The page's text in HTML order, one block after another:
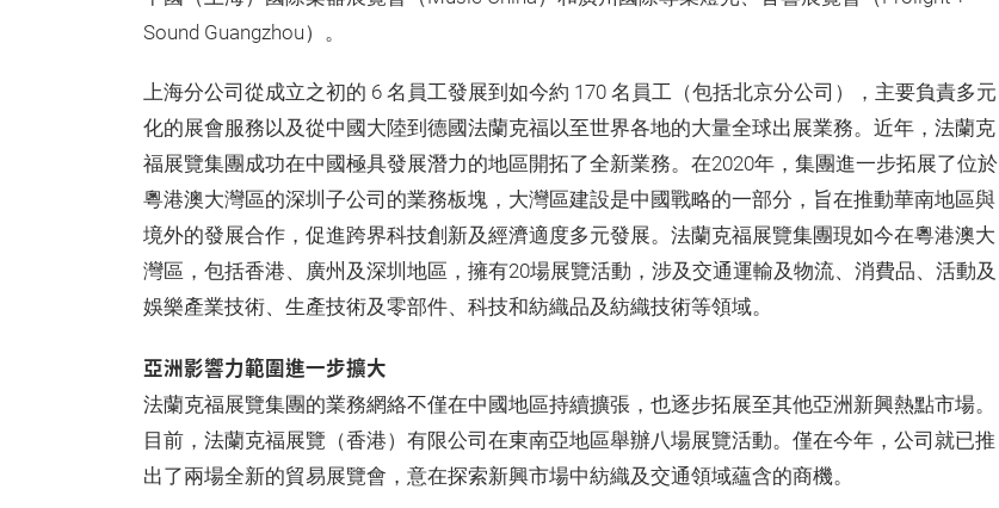
Sound Guangzhou）。
上海分公司從成立之初的 6 名員工發展到如今約 170 名員工（包括北京分公司），主要負責多元
化的展會服務以及從中國大陸到德國法蘭克福以至世界各地的大量全球出展業務。近年，法蘭克
福展覽集團成功在中國極具發展潛力的地區開拓了全新業務。在2020年，集團進一步拓展了位於
粵港澳大灣區的深圳子公司的業務板塊，大灣區建設是中國戰略的一部分，旨在推動華南地區與
境外的發展合作，促進跨界科技創新及經濟適度多元發展。法蘭克福展覽集團現如今在粵港澳大
灣區，包括香港、廣州及深圳地區，擁有20場展覽活動，涉及交通運輸及物流、消費品、活動及
娛樂產業技術、生產技術及零部件、科技和紡織品及紡織技術等領域。
亞洲影響力範圍進一步擴大
法蘭克福展覽集團的業務網絡不僅在中國地區持續擴張，也逐步拓展至其他亞洲新興熱點市場。
目前，法蘭克福展覽（香港）有限公司在東南亞地區舉辦八場展覽活動。僅在今年，公司就已推
出了兩場全新的貿易展覽會，意在探索新興市場中紡織及交通領域蘊含的商機。